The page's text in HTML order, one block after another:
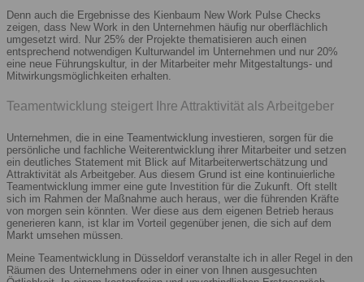
Denn auch die Ergebnisse des Kienbaum New Work Pulse Checks
zeigen, dass New Work in den Unternehmen häufig nur oberflächlich
umgesetzt wird. Nur 25% der Projekte thematisieren auch einen
entsprechend notwendigen Kulturwandel im Unternehmen und nur 20%
eine neue Führungskultur, in der Mitarbeiter mehr Mitgestaltungs- und
Mitwirkungsmöglichkeiten erhalten.
Teamentwicklung steigert Ihre Attraktivität als Arbeitgeber
Unternehmen, die in eine Teamentwicklung investieren, sorgen für die
persönliche und fachliche Weiterentwicklung ihrer Mitarbeiter und setzen
ein deutliches Statement mit Blick auf Mitarbeiterwertschätzung und
Attraktivität als Arbeitgeber. Aus diesem Grund ist eine kontinuierliche
Teamentwicklung immer eine gute Investition für die Zukunft. Oft stellt
sich im Rahmen der Maßnahme auch heraus, wer die führenden Kräfte
von morgen sein könnten. Wer diese aus dem eigenen Betrieb heraus
generieren kann, ist klar im Vorteil gegenüber jenen, die sich auf dem
Markt umsehen müssen.
Meine Teamentwicklung in Düsseldorf veranstalte ich in aller Regel in den
Räumen des Unternehmens oder in einer von Ihnen ausgesuchten